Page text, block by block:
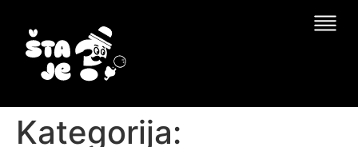
Kategorija: